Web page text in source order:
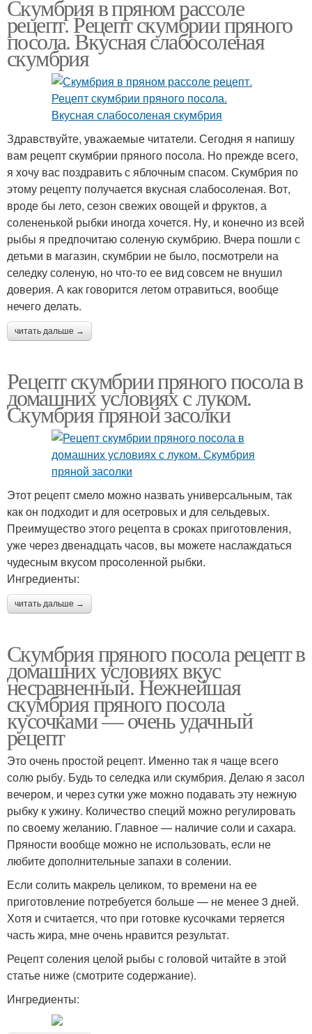
Скумбрия в пряном рассоле
рецепт. Рецепт скумбрии пряного
посола. Вкусная слабосоленая
скумбрия
Здравствуйте, уважаемые читатели. Сегодня я напишу
вам рецепт скумбрии пряного посола. Но прежде всего,
я хочу вас поздравить с яблочным спасом. Скумбрия по
этому рецепту получается вкусная слабосоленая. Вот,
вроде бы лето, сезон свежих овощей и фруктов, а
солененькой рыбки иногда хочется. Ну, и конечно из всей
рыбы я предпочитаю соленую скумбрию. Вчера пошли с
детьми в магазин, скумбрии не было, посмотрели на
селедку соленую, но что-то ее вид совсем не внушил
доверия. А как говорится летом отравиться, вообще
нечего делать.
читать дальше →
Рецепт скумбрии пряного посола в
домашних условиях с луком.
Скумбрия пряной засолки
Этот рецепт смело можно назвать универсальным, так
как он подходит и для осетровых и для сельдевых.
Преимущество этого рецепта в сроках приготовления,
уже через двенадцать часов, вы можете наслаждаться
чудесным вкусом просоленной рыбки.
Ингредиенты:
читать дальше →
Скумбрия пряного посола рецепт в
домашних условиях вкус
несравненный. Нежнейшая
скумбрия пряного посола
кусочками — очень удачный
рецепт
Это очень простой рецепт. Именно так я чаще всего
солю рыбу. Будь то селедка или скумбрия. Делаю я засол
вечером, и через сутки уже можно подавать эту нежную
рыбку к ужину. Количество специй можно регулировать
по своему желанию. Главное — наличие соли и сахара.
Пряности вообще можно не использовать, если не
любите дополнительные запахи в солении.
Если солить макрель целиком, то времени на ее
приготовление потребуется больше — не менее 3 дней.
Хотя и считается, что при готовке кусочками теряется
часть жира, мне очень нравится результат.
Рецепт соления целой рыбы с головой читайте в этой
статье ниже (смотрите содержание).
Ингредиенты: